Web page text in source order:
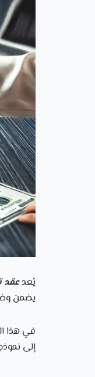
يُعدعقد
يضمن
في هذا
إلى